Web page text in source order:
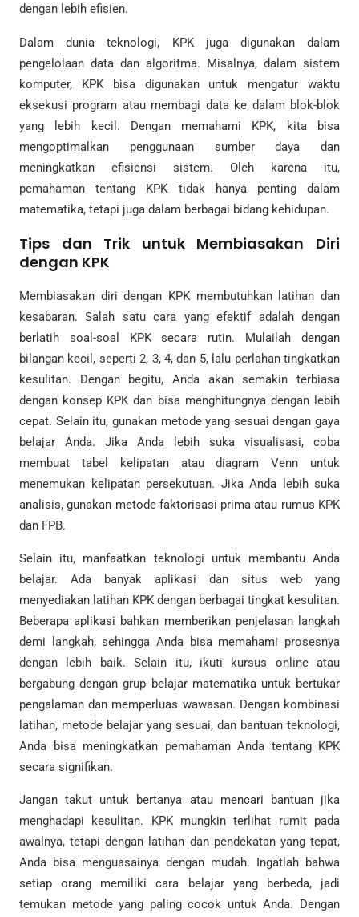
dengan lebih efisien.
Dalam dunia teknologi, KPK juga digunakan dalam
pengelolaan data dan algoritma. Misalnya, dalam sistem
komputer, KPK bisa digunakan untuk mengatur waktu
eksekusi program atau membagi data ke dalam blok-blok
yang lebih kecil. Dengan memahami KPK, kita bisa
mengoptimalkan penggunaan sumber daya dan
meningkatkan efisiensi sistem. Oleh karena itu,
pemahaman tentang KPK tidak hanya penting dalam
matematika, tetapi juga dalam berbagai bidang kehidupan.
Tips dan Trik untuk Membiasakan Diri
dengan KPK
Membiasakan diri dengan KPK membutuhkan latihan dan
kesabaran. Salah satu cara yang efektif adalah dengan
berlatih soal-soal KPK secara rutin. Mulailah dengan
bilangan kecil, seperti 2, 3, 4, dan 5, lalu perlahan tingkatkan
kesulitan. Dengan begitu, Anda akan semakin terbiasa
dengan konsep KPK dan bisa menghitungnya dengan lebih
cepat. Selain itu, gunakan metode yang sesuai dengan gaya
belajar Anda. Jika Anda lebih suka visualisasi, coba
membuat tabel kelipatan atau diagram Venn untuk
menemukan kelipatan persekutuan. Jika Anda lebih suka
analisis, gunakan metode faktorisasi prima atau rumus KPK
dan FPB.
Selain itu, manfaatkan teknologi untuk membantu Anda
belajar. Ada banyak aplikasi dan situs web yang
menyediakan latihan KPK dengan berbagai tingkat kesulitan.
Beberapa aplikasi bahkan memberikan penjelasan langkah
demi langkah, sehingga Anda bisa memahami prosesnya
dengan lebih baik. Selain itu, ikuti kursus online atau
bergabung dengan grup belajar matematika untuk bertukar
pengalaman dan memperluas wawasan. Dengan kombinasi
latihan, metode belajar yang sesuai, dan bantuan teknologi,
Anda bisa meningkatkan pemahaman Anda tentang KPK
secara signifikan.
Jangan takut untuk bertanya atau mencari bantuan jika
menghadapi kesulitan. KPK mungkin terlihat rumit pada
awalnya, tetapi dengan latihan dan pendekatan yang tepat,
Anda bisa menguasainya dengan mudah. Ingatlah bahwa
setiap orang memiliki cara belajar yang berbeda, jadi
temukan metode yang paling cocok untuk Anda. Dengan